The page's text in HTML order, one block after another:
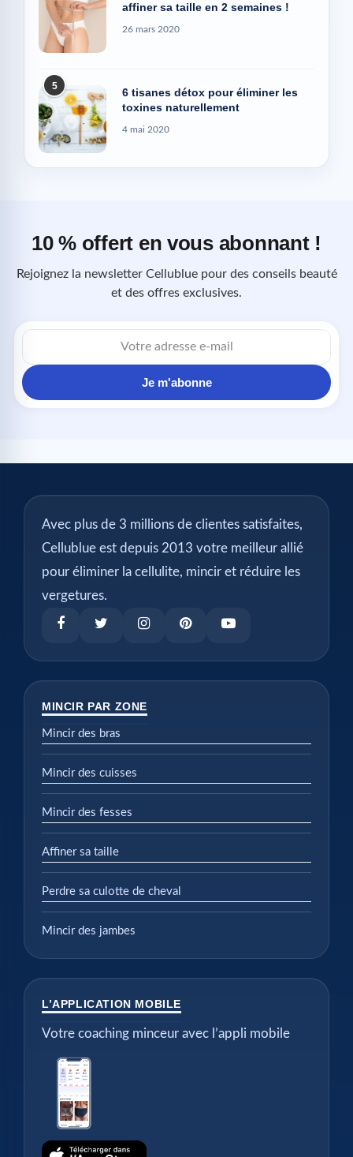
affiner sa taille en 2 semaines !
26 mars 2020
5
6 tisanes détox pour éliminer les
toxines naturellement
4 mai 2020
10 % offert en vous abonnant !
Rejoignez la newsletter Cellublue pour des conseils beauté
et des offres exclusives.
Adresse
e-
Je m'abonne
Avec plus de 3 millions de clientes satisfaites,
Cellublue est depuis 2013 votre meilleur allié
pour éliminer la cellulite, mincir et réduire les
vergetures.
MINCIR PAR ZONE
Mincir des bras
Mincir des cuisses
Mincir des fesses
Affiner sa taille
Perdre sa culotte de cheval
Mincir des jambes
L’APPLICATION MOBILE
Votre coaching minceur avec l’appli mobile